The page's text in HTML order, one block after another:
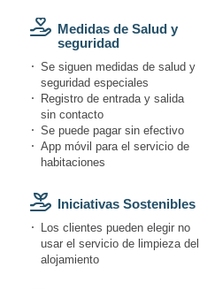
Medidas de Salud y
seguridad
Se siguen medidas de salud y
seguridad especiales
Registro de entrada y salida
sin contacto
Se puede pagar sin efectivo
App móvil para el servicio de
habitaciones
Iniciativas Sostenibles
Los clientes pueden elegir no
usar el servicio de limpieza del
alojamiento